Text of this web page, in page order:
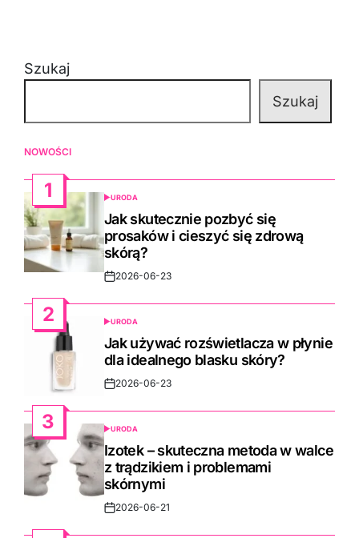
Szukaj
Szukaj
NOWOŚCI
1
POSTED
IN
URODA
Jak skutecznie pozbyć się
prosaków i cieszyć się zdrową
skórą?
Post2026-06-23
2
POSTED
IN
URODA
Jak używać rozświetlacza w płynie
dla idealnego blasku skóry?
Post2026-06-23
3
POSTED
IN
URODA
Izotek – skuteczna metoda w walce
z trądzikiem i problemami
skórnymi
Post2026-06-21